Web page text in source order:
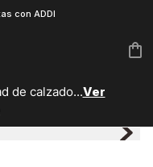
con ADDI
de calzado...Ver